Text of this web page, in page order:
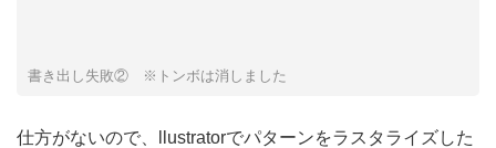
書き出し失敗② ※トンボは消しました
仕方がないので、llustratorでパターンをラスタライズした